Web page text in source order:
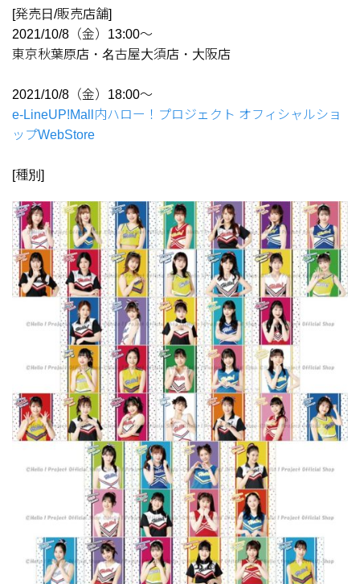
[発売日/販売店舗]
2021/10/8（金）13:00～
東京秋葉原店・名古屋大須店・大阪店
2021/10/8（金）18:00～
e-LineUP!Mall内ハロー！プロジェクト オフィシャルショ
ップWebStore
[種別]